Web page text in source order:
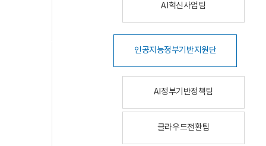
AI혁신사업팀
인공지능정부기반지원단
AI정부기반정책팀
클라우드전환팀